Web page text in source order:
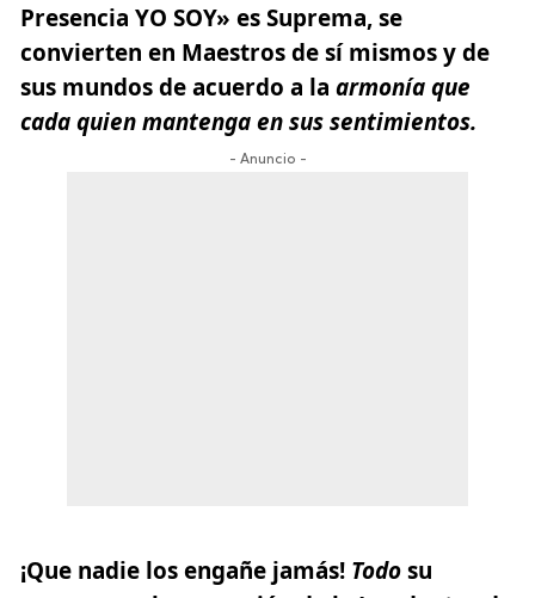
Presencia YO SOY» es Suprema, se
convierten en Maestros de sí mismos y de
sus mundos de acuerdo a la armonía que
cada quien mantenga en sus sentimientos.
- Anuncio -
¡Que nadie los engañe jamás! Todosu